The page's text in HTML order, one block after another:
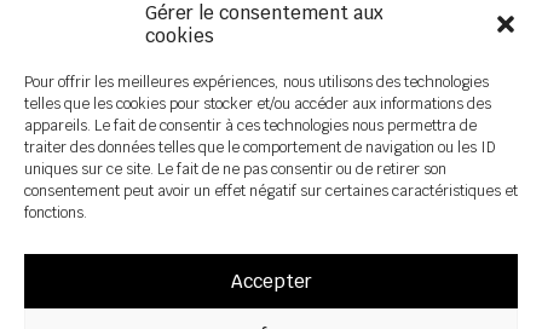
Gérer le consentement aux
cookies
Pour offrir les meilleures expériences, nous utilisons des technologies
telles que les cookies pour stocker et/ou accéder aux informations des
appareils. Le fait de consentir à ces technologies nous permettra de
traiter des données telles que le comportement de navigation ou les ID
uniques sur ce site. Le fait de ne pas consentir ou de retirer son
consentement peut avoir un effet négatif sur certaines caractéristiques et
fonctions.
Accepter
Documentazione
Notizie